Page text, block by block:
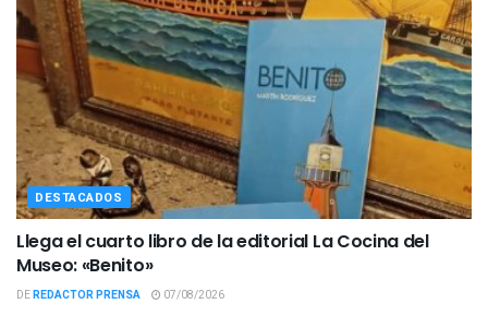
DESTACADOS
Llega el cuarto libro de la editorial La Cocina del
Museo: «Benito»
DEREDACTOR PRENSA 07/08/2026